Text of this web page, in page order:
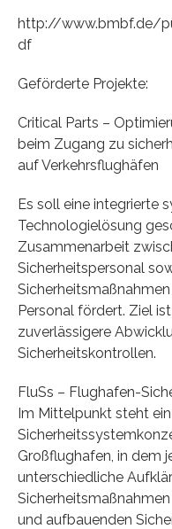
http://www.bmbf.de/
df
Geförderte Projekte:
Critical Parts –
beim Zugang zu
auf Verkehrsflughäfen
Es soll eine integrierte
Technologielösung
Zusammenarbeit
Sicherheitspersonal
Personal fördert. Ziel
zuverlässigere
Sicherheitskontrollen.
FluSs – Flughafen-
Im Mittelpunkt steht
Großflughafen, in dem
unterschiedliche
und aufbauenden